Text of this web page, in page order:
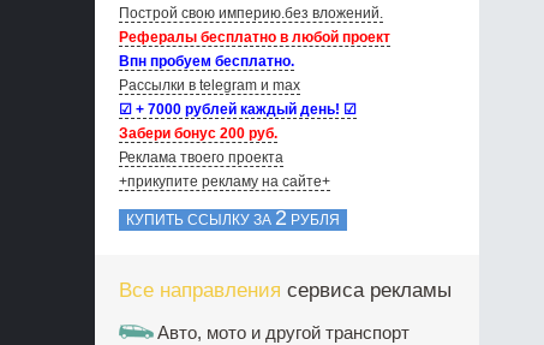
Построй свою империю.без вложений.
Рефералы бесплатно в любой проект
Впн пробуем бесплатно.
Рассылки в telegram и max
☑ + 7000 рублей каждый день! ☑
Забери бонус 200 руб.
Реклама твоего проекта
+прикупите рекламу на сайте+
КУПИТЬ ССЫЛКУ ЗА 2 РУБЛЯ
Все направления сервиса рекламы
Авто, мото и другой транспорт